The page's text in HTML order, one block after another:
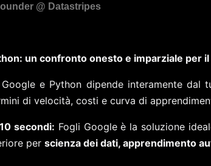
un confronto onesto e imparziale per
e Python dipende interamente
di velocità, costi e curva di
secondi: Fogli Google è la soluzione
per scienza dei dati, apprendimento